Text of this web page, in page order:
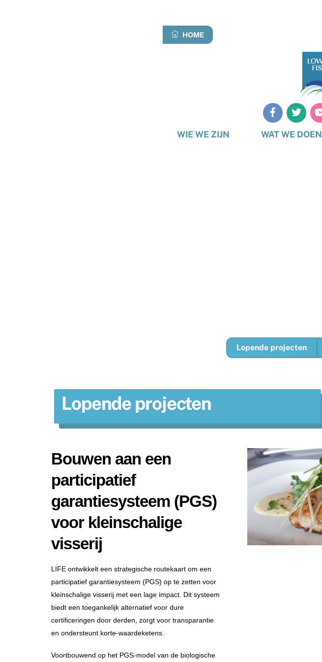
HOME
WIE WE ZIJN WAT WE DOEN
Lopende projecten
Lopende projecten
Bouwen aan een
participatief
garantiesysteem (PGS)
voor kleinschalige
visserij
LIFE ontwikkelt een strategische routekaart om een
participatief garantiesysteem (PGS) op te zetten voor
kleinschalige visserij met een lage impact. Dit systeem
biedt een toegankelijk alternatief voor dure
certificeringen door derden, zorgt voor transparantie
en ondersteunt korte-waardeketens.
Voortbouwend op het PGS-model van de biologische